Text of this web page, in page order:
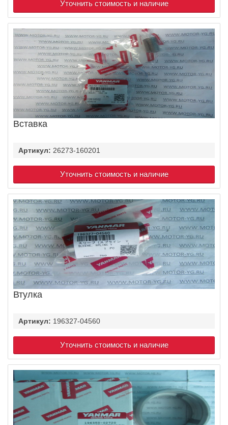
Уточнить стоимость и наличие
Вставка
Артикул: 26273-160201
Уточнить стоимость и наличие
Втулка
Артикул: 196327-04560
Уточнить стоимость и наличие